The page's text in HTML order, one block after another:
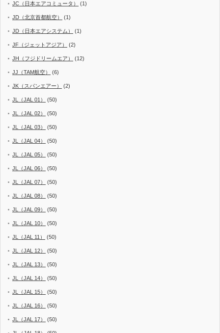
JC（日本エアコミュータ） (1)
JD（北京首都航空） (1)
JD（日本エアシステム） (1)
JF（ジェットアジア） (2)
JH（フジドリームエア） (12)
JJ（TAM航空） (6)
JK（スパンエアー） (2)
JL（JAL 01） (50)
JL（JAL 02） (50)
JL（JAL 03） (50)
JL（JAL 04） (50)
JL（JAL 05） (50)
JL（JAL 06） (50)
JL（JAL 07） (50)
JL（JAL 08） (50)
JL（JAL 09） (50)
JL（JAL 10） (50)
JL（JAL 11） (50)
JL（JAL 12） (50)
JL（JAL 13） (50)
JL（JAL 14） (50)
JL（JAL 15） (50)
JL（JAL 16） (50)
JL（JAL 17） (50)